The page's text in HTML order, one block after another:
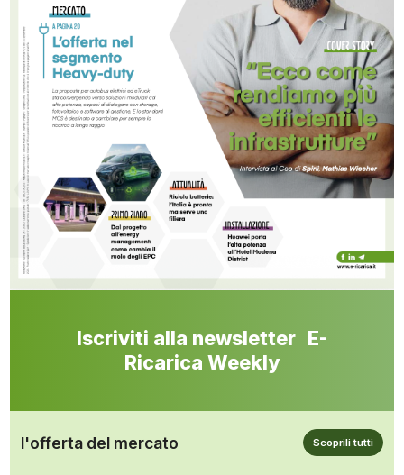
Iscriviti alla newsletter E-
Ricarica Weekly
l'offerta del mercato Scoprili tutti